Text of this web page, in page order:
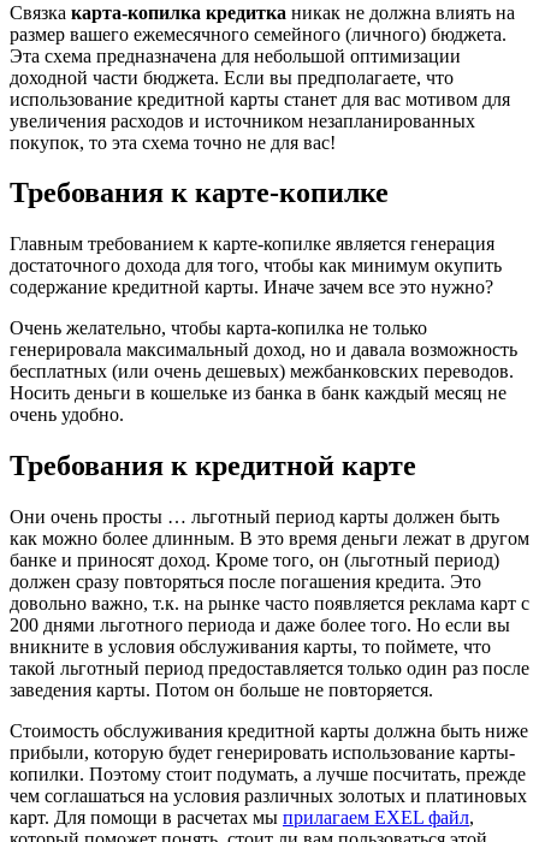
Связка карта-копилка кредитка никак не должна влиять на
размер вашего ежемесячного семейного (личного) бюджета.
Эта схема предназначена для небольшой оптимизации
доходной части бюджета. Если вы предполагаете, что
использование кредитной карты станет для вас мотивом для
увеличения расходов и источником незапланированных
покупок, то эта схема точно не для вас!
Требования к карте-копилке
Главным требованием к карте-копилке является генерация
достаточного дохода для того, чтобы как минимум окупить
содержание кредитной карты. Иначе зачем все это нужно?
Очень желательно, чтобы карта-копилка не только
генерировала максимальный доход, но и давала возможность
бесплатных (или очень дешевых) межбанковских переводов.
Носить деньги в кошельке из банка в банк каждый месяц не
очень удобно.
Требования к кредитной карте
Они очень просты … льготный период карты должен быть
как можно более длинным. В это время деньги лежат в другом
банке и приносят доход. Кроме того, он (льготный период)
должен сразу повторяться после погашения кредита. Это
довольно важно, т.к. на рынке часто появляется реклама карт с
200 днями льготного периода и даже более того. Но если вы
вникните в условия обслуживания карты, то поймете, что
такой льготный период предоставляется только один раз после
заведения карты. Потом он больше не повторяется.
Стоимость обслуживания кредитной карты должна быть ниже
прибыли, которую будет генерировать использование карты-
копилки. Поэтому стоит подумать, а лучше посчитать, прежде
чем соглашаться на условия различных золотых и платиновых
карт. Для помощи в расчетах мы прилагаем EXEL файл,